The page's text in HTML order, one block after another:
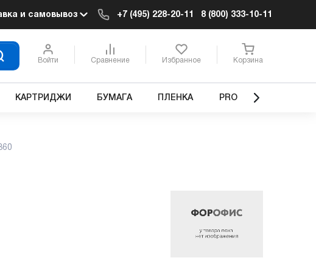
и самовывоз +7 (495) 228-20-11 8 (800) 333-10-11
Войти Сравнение Избранное Корзина
КАРТРИДЖИ БУМАГА ПЛЕНКА PRO